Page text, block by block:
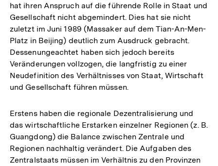
Auflösung
der
Fußnote
hat ihren Anspruch auf die führende Rolle in Staat und
Gesellschaft nicht abgemindert. Dies hat sie nicht
zuletzt im Juni 1989 (Massaker auf dem Tian-An-Men-
Platz in Beijing) deutlich zum Ausdruck gebracht.
Dessenungeachtet haben sich jedoch bereits
Veränderungen vollzogen, die langfristig zu einer
Neudefinition des Verhältnisses von Staat, Wirtschaft
und Gesellschaft führen müssen.
Erstens haben die regionale Dezentralisierung und
das wirtschaftliche Erstarken einzelner Regionen (z. B.
Guangdong) die Balance zwischen Zentrale und
Regionen nachhaltig verändert. Die Aufgaben des
Zentralstaats müssen im Verhältnis zu den Provinzen